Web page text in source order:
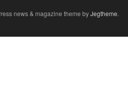
news & magazine theme byJegtheme.